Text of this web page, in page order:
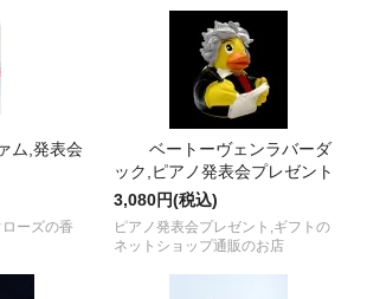
ム,発表会
ーズの香
ベートーヴェンラバーダ
ック,ピアノ発表会プレゼント
3,080円(税込)
ピアノ発表会プレゼント,ギフトの
ネットショップ通販のお店